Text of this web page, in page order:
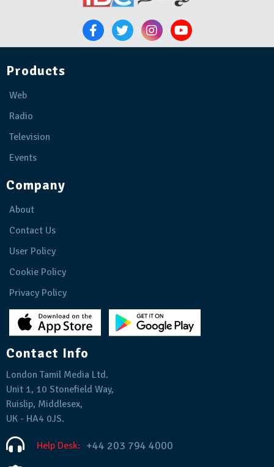
Products
Web
Radio
Television
Events
Company
About
Contact Us
User Policy
Cookie Policy
Privacy Policy
Contact Info
London Tamil Media Ltd.
Unit 1, 10 Stonefield Way,
Ruislip, Middlesex,
UK - HA4 0JS.
Help Desk: +44 203 794 4000